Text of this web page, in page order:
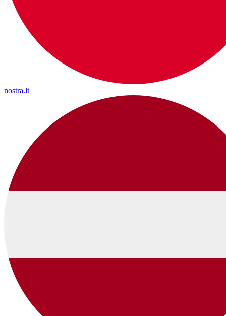
nostra.lt